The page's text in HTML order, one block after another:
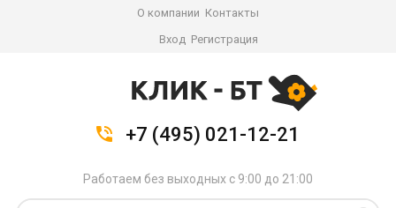
О компании Контакты
Вход Регистрация
+7 (495) 021-12-21
Работаем без выходных с 9:00 до 21:00